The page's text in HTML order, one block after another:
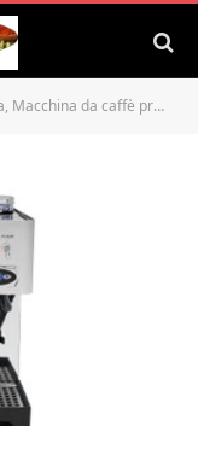
e TermoPID, 1200 W, 2 Cups, Acciaio Inossidabile, Argento